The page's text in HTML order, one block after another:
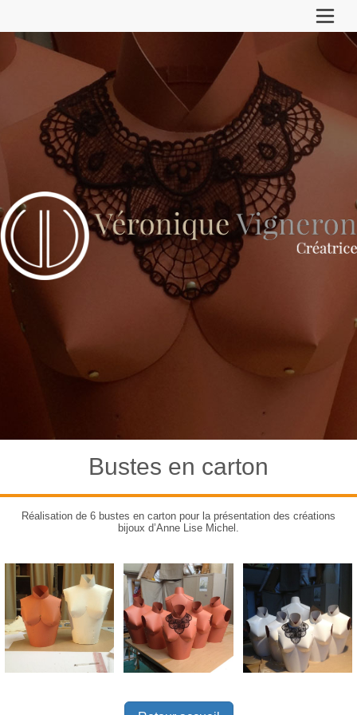
Bustes en carton
Réalisation de 6 bustes en carton pour la présentation des créations
bijoux d’Anne Lise Michel.